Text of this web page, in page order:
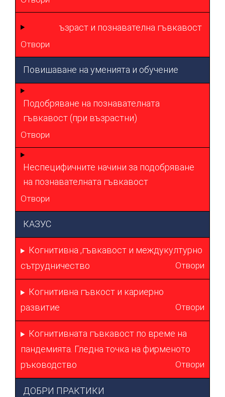
ъзраст и познавателна гъвкавост
Отвори
Повишаване на уменията и обучение
Подобряване на познавателната
гъвкавост (при възрастни)
Отвори
Неспецифичните начини за подобряване
на познавателната гъвкавост
Отвори
КАЗУС
Когнитивна ,гъвкавост и междукултурно
сътрудничество
Отвори
Когнитивна гъвкост и кариерно
развитие
Отвори
Когнитивната гъвкавост по време на
пандемията. Гледна точка на фирменото
ръководство
Отвори
ДОБРИ ПРАКТИКИ